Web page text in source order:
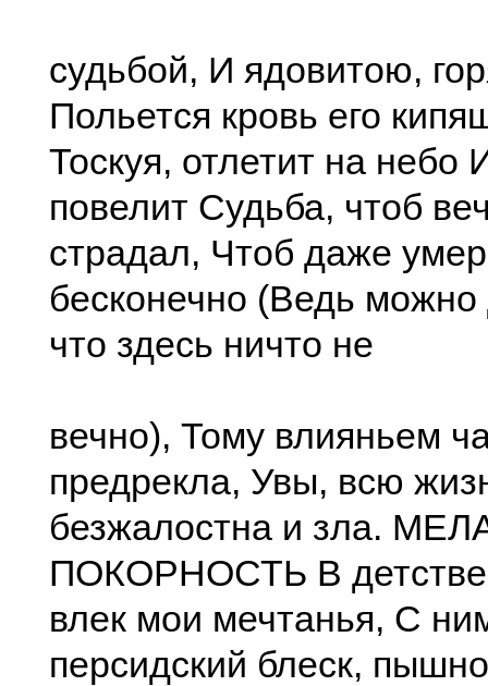
судьбой, И ядовитою,
Польется кровь его
Тоскуя, отлетит на небо
повелит Судьба, чтоб
страдал, Чтоб даже
бесконечно (Ведь можно
что здесь ничто не
вечно), Тому влияньем
предрекла, Увы, всю
безжалостна и зла.
ПОКОРНОСТЬ В детстве
влек мои мечтанья, С
персидский блеск,